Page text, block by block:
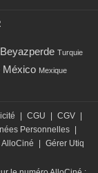
Beyazperde Turquie
México Mexique
CGU CGV
Personnelles
AlloCiné
Gérer Utiq